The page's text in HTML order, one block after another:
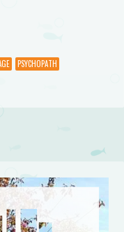
PSYCHOPATH